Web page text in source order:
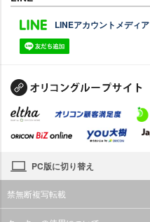
LINEアカウントメディア
PC版に切り替え
禁無断複写転載